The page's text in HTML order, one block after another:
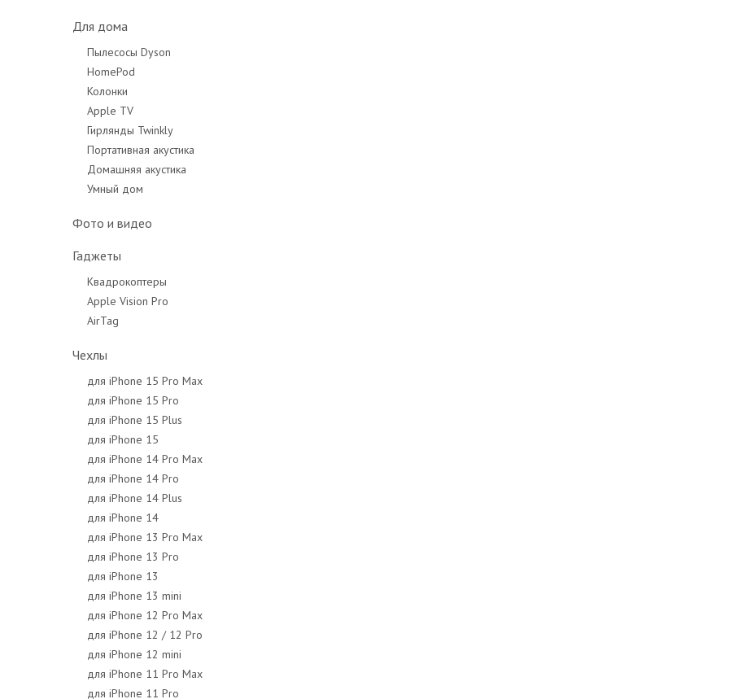
Для дома
Пылесосы Dyson
HomePod
Колонки
Apple TV
Гирлянды Twinkly
Портативная акустика
Домашняя акустика
Умный дом
Фото и видео
Гаджеты
Квадрокоптеры
Apple Vision Pro
AirTag
Чехлы
для iPhone 15 Pro Max
для iPhone 15 Pro
для iPhone 15 Plus
для iPhone 15
для iPhone 14 Pro Max
для iPhone 14 Pro
для iPhone 14 Plus
для iPhone 14
для iPhone 13 Pro Max
для iPhone 13 Pro
для iPhone 13
для iPhone 13 mini
для iPhone 12 Pro Max
для iPhone 12 / 12 Pro
для iPhone 12 mini
для iPhone 11 Pro Max
для iPhone 11 Pro